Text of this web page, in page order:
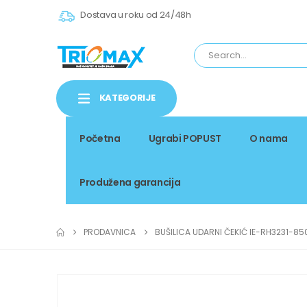
Dostava u roku od 24/48h
KATEGORIJE
Početna Ugrabi POPUST O nama
Produžena garancija
PRODAVNICA BUŠILICA UDARNI ČEKIĆ IE-RH3231-